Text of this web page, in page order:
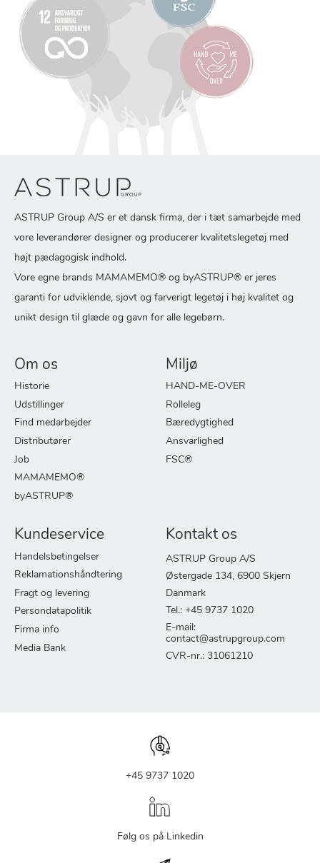
ASTRUP Group A/S er et dansk firma, der i tæt samarbejde med
vore leverandører designer og producerer kvalitetslegetøj med
højt pædagogisk indhold.
Vore egne brands MAMAMEMO® og byASTRUP® er jeres
garanti for udviklende, sjovt og farverigt legetøj i høj kvalitet og
unikt design til glæde og gavn for alle legebørn.
Om os
Historie
Udstillinger
Find medarbejder
Distributører
Job
MAMAMEMO®
byASTRUP®
Miljø
HAND-ME-OVER
Rolleleg
Bæredygtighed
Ansvarlighed
FSC®
Kundeservice
Handelsbetingelser
Reklamationshåndtering
Fragt og levering
Persondatapolitik
Firma info
Media Bank
Kontakt os
ASTRUP Group A/S
Østergade 134, 6900 Skjern
Danmark
Tel.: +45 9737 1020
E-mail:
contact@astrupgroup.com
CVR-nr.: 31061210
+45 9737 1020
Følg os på Linkedin